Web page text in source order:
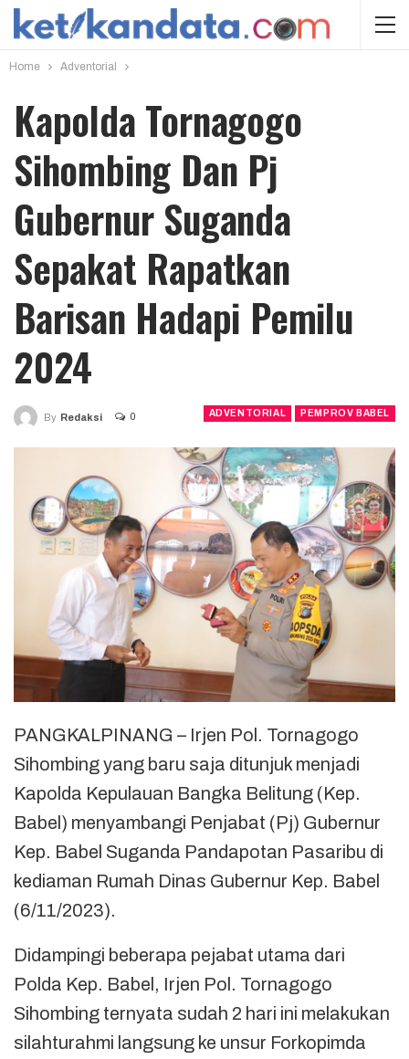
Home Adventorial
Kapolda Tornagogo
Sihombing Dan Pj
Gubernur Suganda
Sepakat Rapatkan
Barisan Hadapi Pemilu
2024
ADVENTORIAL PEMPROV BABEL
By Redaksi 0
PANGKALPINANG – Irjen Pol. Tornagogo
Sihombing yang baru saja ditunjuk menjadi
Kapolda Kepulauan Bangka Belitung (Kep.
Babel) menyambangi Penjabat (Pj) Gubernur
Kep. Babel Suganda Pandapotan Pasaribu di
kediaman Rumah Dinas Gubernur Kep. Babel
(6/11/2023).
Didampingi beberapa pejabat utama dari
Polda Kep. Babel, Irjen Pol. Tornagogo
Sihombing ternyata sudah 2 hari ini melakukan
silahturahmi langsung ke unsur Forkopimda